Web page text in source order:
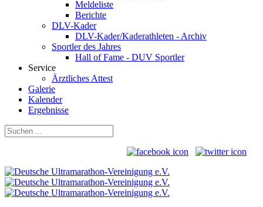
Meldeliste
Berichte
DLV-Kader
DLV-Kader/Kaderathleten - Archiv
Sportler des Jahres
Hall of Fame - DUV Sportler
Service
Ärztliches Attest
Galerie
Kalender
Ergebnisse